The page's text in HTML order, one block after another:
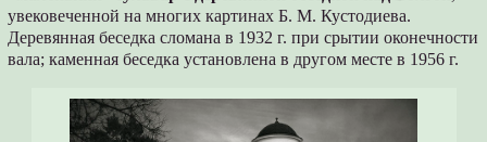
увековеченной на многих картинах Б. М. Кустодиева.
Деревянная беседка сломана в 1932 г. при срытии оконечности
вала; каменная беседка установлена в другом месте в 1956 г.